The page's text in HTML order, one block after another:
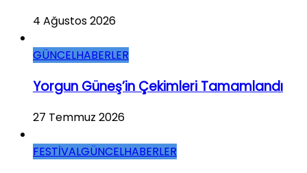
4 Ağustos 2026
GÜNCELHABERLER
Yorgun Güneş’in Çekimleri Tamamlandı
27 Temmuz 2026
FESTİVALGÜNCELHABERLER